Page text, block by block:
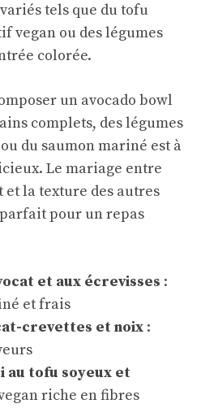
tels que du tofu
vegan ou des légumes
colorée.
un avocado bowl
complets, des légumes
du saumon mariné est à
Le mariage entre
et la texture des autres
pour un repas
et aux écrevisses :
et frais
crevettes et noix:
au tofu soyeux et
riche en fibres